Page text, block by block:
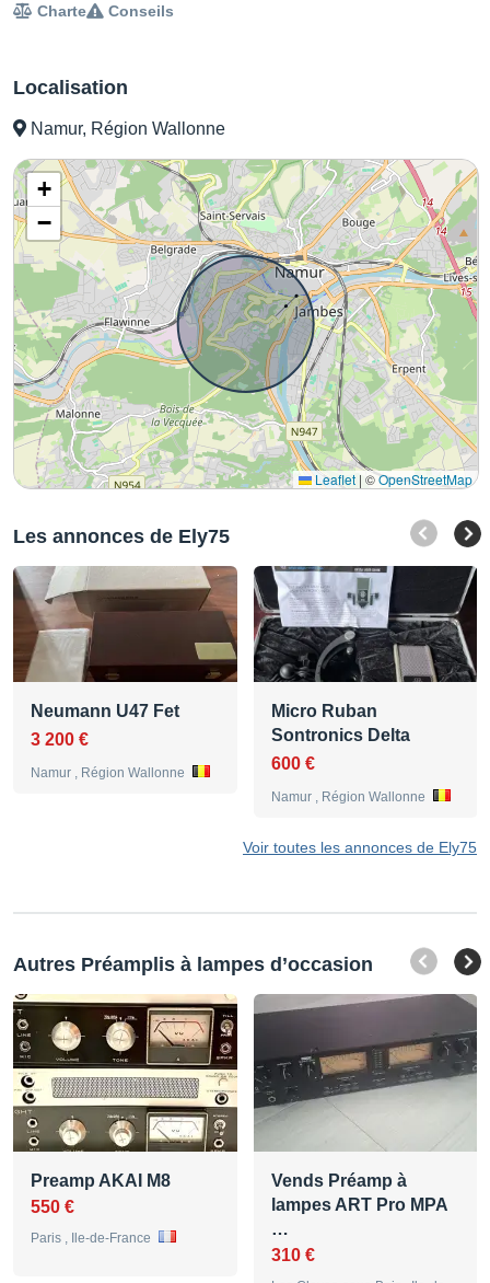
Localisation
Namur, Région Wallonne
+
−
Leaflet | ©OpenStreetMap
Les annonces de Ely75
Neumann U47 Fet
3 200 €
Namur , Région Wallonne
Micro Ruban
Sontronics Delta
600 €
Namur , Région Wallonne
Voir toutes les annonces de Ely75
Charte Conseils
Autres Préamplis à lampes d’occasion
Preamp AKAI M8
550 €
Paris , Ile-de-France
Vends Préamp à
lampes ART Pro MPA
…
310 €